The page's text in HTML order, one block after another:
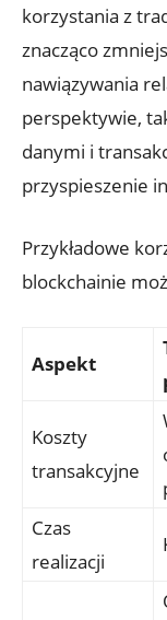
korzystania ​z⁢
znacząco
⁤nawiązywania⁣
perspektywie,⁤
danymi i
przyspieszenie
Przykładowe‍
blockchainie
Aspekt
Koszty
⁣transakcyjne
Czas
realizacji